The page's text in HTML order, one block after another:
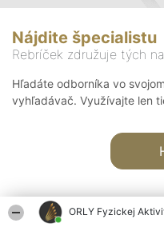
ORLY Fyzickej
Nájdite špecialistu
Rebríček združuje tých
Hľadáte odborníka vo
vyhľadávač. Využívajte len